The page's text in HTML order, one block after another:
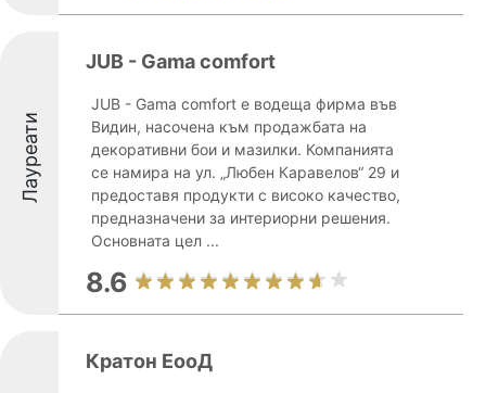
Лауреати
JUB - Gama comfort
JUB - Gama comfort е водеща фирма във
Видин, насочена към продажбата на
декоративни бои и мазилки. Компанията
се намира на ул. „Любен Каравелов“ 29 и
предоставя продукти с високо качество,
предназначени за интериорни решения.
Основната цел ...
8.6
Кратон ЕооД